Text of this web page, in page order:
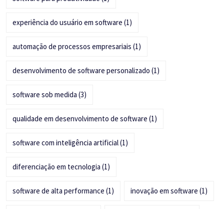
experiência do usuário em software (1)
automação de processos empresariais (1)
desenvolvimento de software personalizado (1)
software sob medida (3)
qualidade em desenvolvimento de software (1)
software com inteligência artificial(1)
diferenciação em tecnologia (1)
software de alta performance (1) inovação em software (1)